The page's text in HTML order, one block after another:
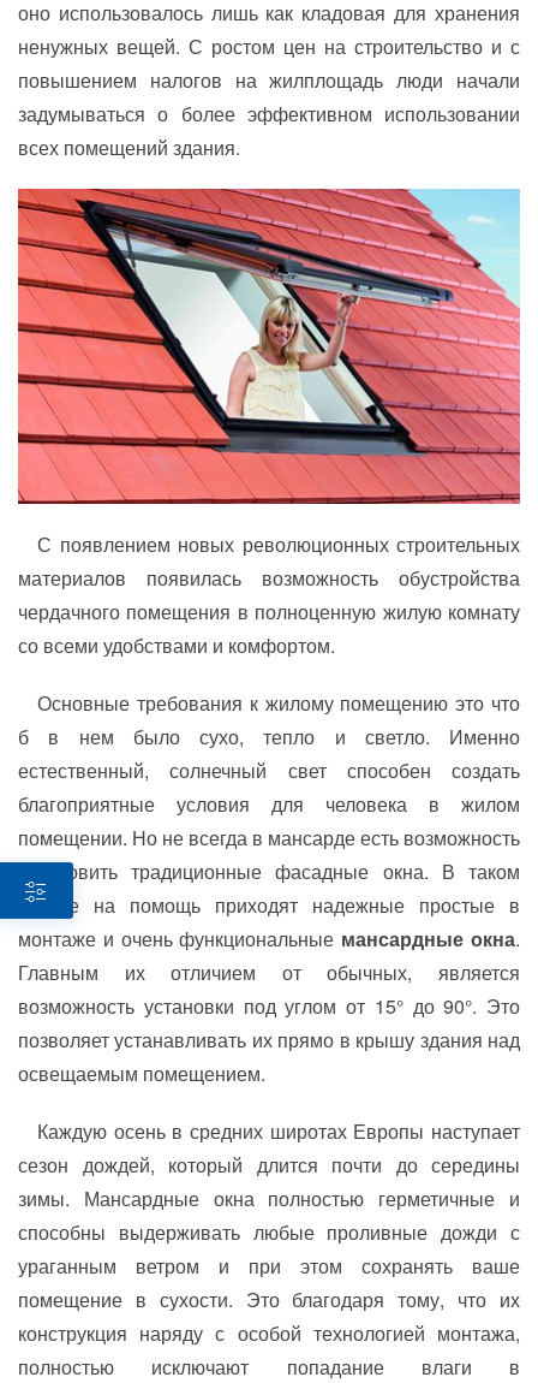
оно использовалось лишь как кладовая для хранения
ненужных вещей. С ростом цен на строительство и с
повышением налогов на жилплощадь люди начали
задумываться о более эффективном использовании
всех помещений здания.
С появлением новых революционных строительных
материалов появилась возможность обустройства
чердачного помещения в полноценную жилую комнату
со всеми удобствами и комфортом.
Основные требования к жилому помещению это что
б в нем было сухо, тепло и светло. Именно
естественный, солнечный свет способен создать
благоприятные условия для человека в жилом
помещении. Но не всегда в мансарде есть возможность
установить традиционные фасадные окна. В таком
случае на помощь приходят надежные простые в
монтаже и очень функциональные мансардные окна.
Главным их отличием от обычных, является
возможность установки под углом от 15° до 90°. Это
позволяет устанавливать их прямо в крышу здания над
освещаемым помещением.
Каждую осень в средних широтах Европы наступает
сезон дождей, который длится почти до середины
зимы. Мансардные окна полностью герметичные и
способны выдерживать любые проливные дожди с
ураганным ветром и при этом сохранять ваше
помещение в сухости. Это благодаря тому, что их
конструкция наряду с особой технологией монтажа,
полностью исключают попадание влаги в